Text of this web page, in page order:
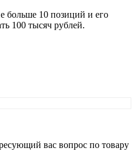
больше 10 позиций и его
100 тысяч рублей.
вас вопрос по товару